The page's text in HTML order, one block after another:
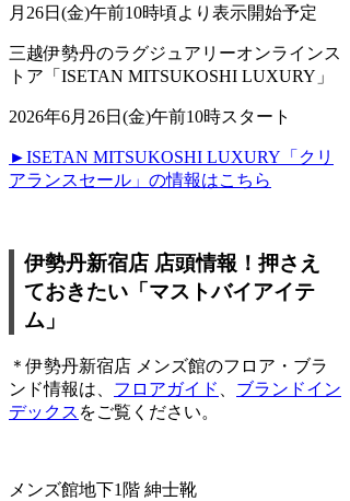
月26日(金)午前10時頃より表示開始予定
三越伊勢丹のラグジュアリーオンラインス
トア「ISETAN MITSUKOSHI LUXURY」
2026年6月26日(金)午前10時スタート
►ISETAN MITSUKOSHI LUXURY「クリ
アランスセール」の情報はこちら
伊勢丹新宿店 店頭情報！押さえ
ておきたい「マストバイアイテ
ム」
＊伊勢丹新宿店 メンズ館のフロア・ブラ
ンド情報は、 フロアガイド
ブランドイン
デックス をご覧ください。
メンズ館地下1階 紳士靴